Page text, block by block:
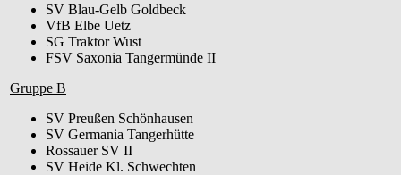
SV Blau-Gelb Goldbeck
VfB Elbe Uetz
SG Traktor Wust
FSV Saxonia Tangermünde II
Gruppe B
SV Preußen Schönhausen
SV Germania Tangerhütte
Rossauer SV II
SV Heide Kl. Schwechten